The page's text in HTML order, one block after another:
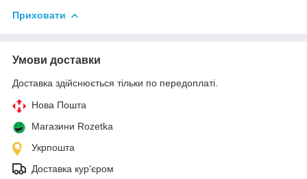
Приховати
Умови доставки
Доставка здійснюється тільки по передоплаті.
Нова Пошта
Магазини Rozetka
Укрпошта
Доставка кур'єром